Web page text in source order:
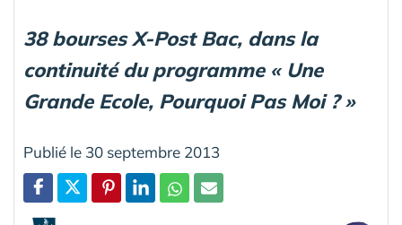
38 bourses X-Post Bac, dans la
continuité du programme « Une
Grande Ecole, Pourquoi Pas Moi ? »
Publié le 30 septembre 2013